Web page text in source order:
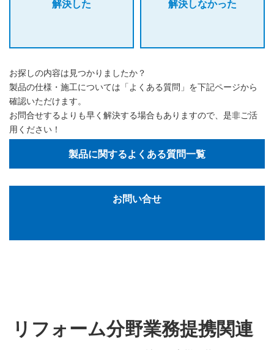
解決した
解決しなかった
お探しの内容は見つかりましたか？
製品の仕様・施工については「よくある質問」を下記ページから
確認いただけます。
お問合せするよりも早く解決する場合もありますので、是非ご活
用ください！
製品に関するよくある質問一覧
お問い合せ
リフォーム分野業務提携関連